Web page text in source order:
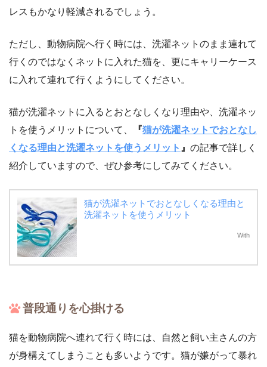
レスもかなり軽減されるでしょう。
ただし、動物病院へ行く時には、洗濯ネットのまま連れて
行くのではなくネットに入れた猫を、更にキャリーケース
に入れて連れて行くようにしてください。
猫が洗濯ネットに入るとおとなしくなり理由や、洗濯ネッ
トを使うメリットについて、
『猫が洗濯ネットでおとなし
くなる理由と洗濯ネットを使うメリット 』 の記事で詳しく
紹介していますので、ぜひ参考にしてみてください。
猫が洗濯ネットでおとなしくなる理由と
洗濯ネットを使うメリット
With
普段通りを心掛ける
猫を動物病院へ連れて行く時には、自然と飼い主さんの方
が身構えてしまうことも多いようです。猫が嫌がって暴れ